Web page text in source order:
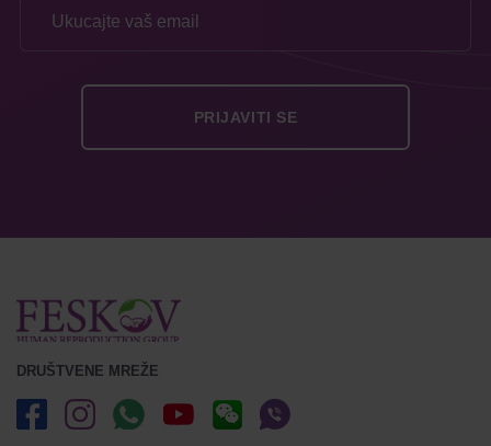
DRUŠTVENE MREŽE